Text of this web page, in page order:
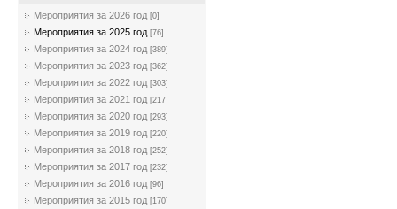
Мероприятия за 2026 год [0]
Мероприятия за 2025 год [76]
Мероприятия за 2024 год [389]
Мероприятия за 2023 год [362]
Мероприятия за 2022 год [303]
Мероприятия за 2021 год [217]
Мероприятия за 2020 год [293]
Мероприятия за 2019 год [220]
Мероприятия за 2018 год [252]
Мероприятия за 2017 год [232]
Мероприятия за 2016 год [96]
Мероприятия за 2015 год [170]